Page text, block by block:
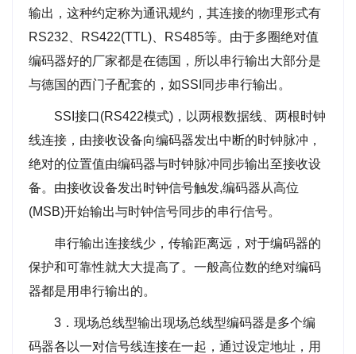
输出，这种约定称为通讯规约，其连接的物理形式有
RS232、RS422(TTL)、RS485等。由于多圈绝对值
编码器好的厂家都是在德国，所以串行输出大部分是
与德国的西门子配套的，如SSI同步串行输出。
SSI接口(RS422模式)，以两根数据线、两根时钟
线连接，由接收设备向编码器发出中断的时钟脉冲，
绝对的位置值由编码器与时钟脉冲同步输出至接收设
备。由接收设备发出时钟信号触发,编码器从高位
(MSB)开始输出与时钟信号同步的串行信号。
串行输出连接线少，传输距离远，对于编码器的
保护和可靠性就大大提高了。一般高位数的绝对编码
器都是用串行输出的。
3．现场总线型输出现场总线型编码器是多个编
码器各以一对信号线连接在一起，通过设定地址，用